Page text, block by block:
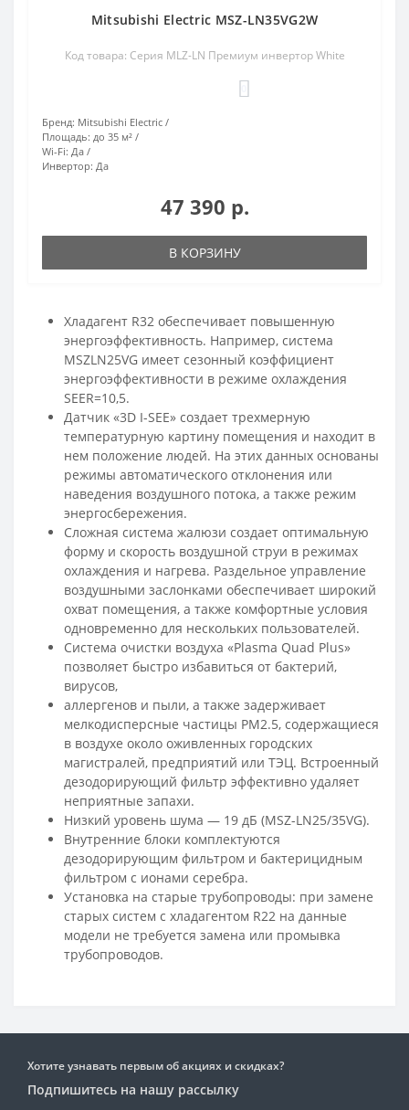
Mitsubishi Electric MSZ-LN35VG2W
Код товара: Серия MLZ-LN Премиум инвертор White
Бренд: Mitsubishi Electric
Площадь: до 35 м²
Wi-Fi: Да
Инвертор: Да
47 390 р.
В КОРЗИНУ
Хладагент R32 обеспечивает повышенную
энергоэффективность. Например, система
MSZLN25VG имеет сезонный коэффициент
энергоэффективности в режиме охлаждения
SEER=10,5.
Датчик «3D I-SEE» создает трехмерную
температурную картину помещения и находит в
нем положение людей. На этих данных основаны
режимы автоматического отклонения или
наведения воздушного потока, а также режим
энергосбережения.
Сложная система жалюзи создает оптимальную
форму и скорость воздушной струи в режимах
охлаждения и нагрева. Раздельное управление
воздушными заслонками обеспечивает широкий
охват помещения, а также комфортные условия
одновременно для нескольких пользователей.
Система очистки воздуха «Plasma Quad Plus»
позволяет быстро избавиться от бактерий,
вирусов,
аллергенов и пыли, а также задерживает
мелкодисперсные частицы PM2.5, содержащиеся
в воздухе около оживленных городских
магистралей, предприятий или ТЭЦ. Встроенный
дезодорирующий фильтр эффективно удаляет
неприятные запахи.
Низкий уровень шума — 19 дБ (MSZ-LN25/35VG).
Внутренние блоки комплектуются
дезодорирующим фильтром и бактерицидным
фильтром с ионами серебра.
Установка на старые трубопроводы: при замене
старых систем с хладагентом R22 на данные
модели не требуется замена или промывка
трубопроводов.
Хотите узнавать первым об акциях и скидках?
Подпишитесь на нашу рассылку